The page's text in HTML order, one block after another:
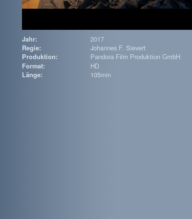
Jahr: 2017
Regie: Johannes F. Sievert
Produktion: Pandora Film Produktion GmbH
Format: HD
Länge: 105min